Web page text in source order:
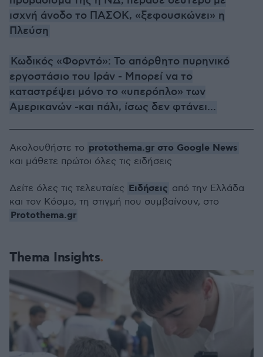
ισχνή άνοδο το ΠΑΣΟΚ, «ξεφουσκώνει» η
Πλεύση
Κωδικός «Φορντό»: Το απόρθητο πυρηνικό
εργοστάσιο του Ιράν - Μπορεί να το
καταστρέψει μόνο το «υπερόπλο» των
Αμερικανών -και πάλι, ίσως δεν φτάνει...
Thema Insights
Ακολουθήστε το protothema.gr στο Google News
και μάθετε πρώτοι όλες τις ειδήσεις
Δείτε όλες τις τελευταίες Ειδήσεις από την Ελλάδα
και τον Κόσμο, τη στιγμή που συμβαίνουν, στο
Protothema.gr